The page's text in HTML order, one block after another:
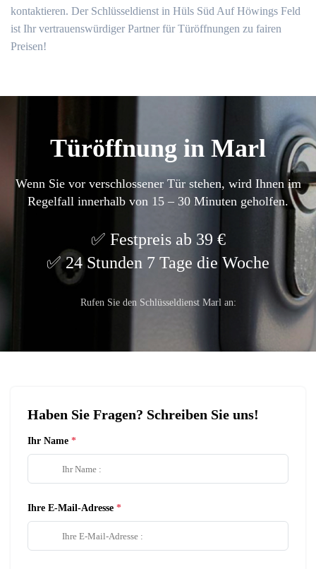
kontaktieren.​ Der Schlüsseldienst in Hüls Süd Auf Höwings Feld
ist Ihr vertrauenswürdiger Partner für Türöffnungen zu fairen
Preisen!​
Türöffnung in Marl
Wenn Sie vor verschlossener Tür stehen, wird Ihnen im
Regelfall innerhalb von 15 – 30 Minuten geholfen.
Festpreis ab 39 €
24 Stunden 7 Tage die Woche
Rufen Sie den Schlüsseldienst Marl an:
Haben Sie Fragen? Schreiben Sie uns!
Ihr Name
Ihre E-Mail-Adresse